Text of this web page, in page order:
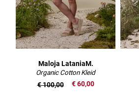
Maloja LataniaM.
Organic Cotton Kleid
€ 60,00
€ 100,00